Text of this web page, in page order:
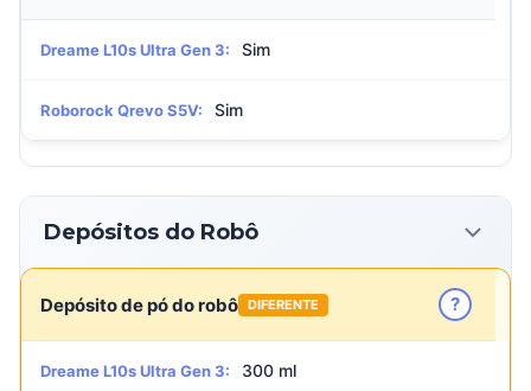
Dreame L10s Ultra Gen 3: Sim
Roborock Qrevo S5V: Sim
Depósitos do Robô
Depósito de pó do robô DIFERENTE ?
Dreame L10s Ultra Gen 3: 300 ml